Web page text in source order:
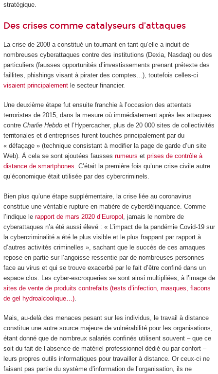
stratégique.
Des crises comme catalyseurs d’attaques
La crise de 2008 a constitué un tournant en tant qu’elle a induit de
nombreuses cyberattaques contre des institutions (Dexia, Nasdaq) ou des
particuliers (fausses opportunités d’investissements prenant prétexte des
faillites, phishings visant à pirater des comptes…), toutefois celles-ci
visaient principalementle secteur financier.
Une deuxième étape fut ensuite franchie à l’occasion des attentats
terroristes de 2015, dans la mesure où immédiatement après les attaques
contre Charlie Hebdoet l’Hypercacher, plus de 20 000 sites de collectivités
territoriales et d’entreprises furent touchés principalement par du
« défaçage » (technique consistant à modifier la page de garde d’un site
Web). À cela se sont ajoutées fausses rumeurs et prises de contrôle à
distance de smartphones. C’était la première fois qu’une crise civile autre
qu’économique était utilisée par des cybercriminels.
Bien plus qu’une étape supplémentaire, la crise liée au coronavirus
constitue une véritable rupture en matière de cyberdélinquance. Comme
l’indique le rapport de mars 2020 d’Europol
, jamais le nombre de
cyberattaques n’a été aussi élevé : « L’impact de la pandémie Covid-19 sur
la cybercriminalité a été le plus visible et le plus frappant par rapport à
d’autres activités criminelles », sachant que le succès de ces arnaques
repose en partie sur l’angoisse ressentie par de nombreuses personnes
face au virus et qui se trouve exacerbé par le fait d’être confiné dans un
espace clos. Les cyber-escroqueries se sont ainsi multipliées, à l’image de
sites de vente de produits contrefaits (tests d’infection, masques, flacons
de gel hydroalcoolique…).
Mais, au-delà des menaces pesant sur les individus, le travail à distance
constitue une autre source majeure de vulnérabilité pour les organisations,
étant donné que de nombreux salariés confinés utilisent souvent – que ce
soit du fait de l’absence de matériel professionnel dédié ou par confort –
leurs propres outils informatiques pour travailler à distance. Or ceux-ci ne
faisant pas partie du système d’information de l’organisation, ils ne